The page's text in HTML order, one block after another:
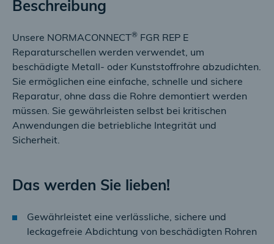
Beschreibung
Unsere NORMACONNECT ® FGR REP E
Reparaturschellen werden verwendet, um
beschädigte Metall- oder Kunststoffrohre abzudichten.
Sie ermöglichen eine einfache, schnelle und sichere
Reparatur, ohne dass die Rohre demontiert werden
müssen. Sie gewährleisten selbst bei kritischen
Anwendungen die betriebliche Integrität und
Sicherheit.
Das werden Sie lieben!
Gewährleistet eine verlässliche, sichere und
leckagefreie Abdichtung von beschädigten Rohren